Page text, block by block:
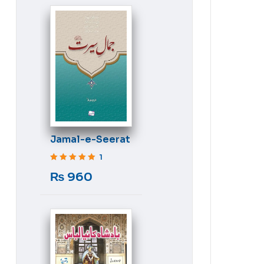
Jamal-e-Seerat
1
₨ 960